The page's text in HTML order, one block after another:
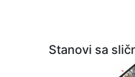
Stanovi sa